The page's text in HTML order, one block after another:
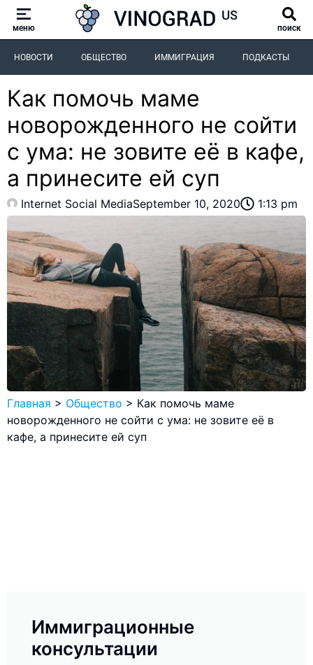
меню поиск
НОВОСТИ ОБЩЕСТВО ИММИГРАЦИЯ ПОДКАСТЫ
Как помочь маме
новорожденного не сойти
с ума: не зовите её в кафе,
а принесите ей суп
Internet Social MediaSeptember 10, 2020 1:13 pm
Главная > Общество > Как помочь маме
новорожденного не сойти с ума: не зовите её в
кафе, а принесите ей суп
Иммиграционные
консультации